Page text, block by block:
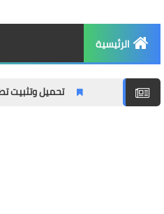
الرئيسية
تحميل وتثبيت تطبيق TGR النسخة القديمة – الدليل الشامل مع المميزات وطريقة التثبيت خطوة بخطوة